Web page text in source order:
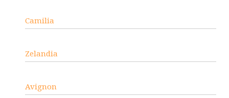
Camilia
Zelandia
Avignon